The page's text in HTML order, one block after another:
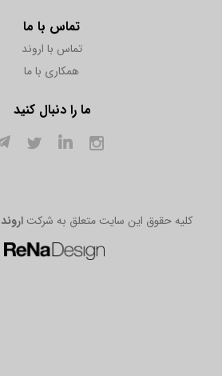
تماس با ما
تماس با اروند
همکاری با ما
ما را دنبال کنید
[1402] .کلیه حقوق این سایت متعلق به شرکت اروند